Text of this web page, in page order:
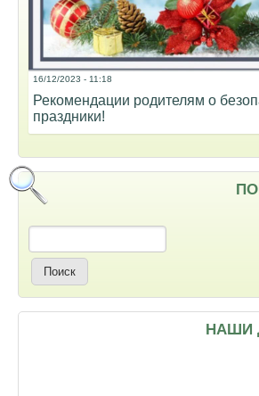
16/12/2023 - 11:18
Рекомендации родителям о
праздники!
Поиск
НАШИ